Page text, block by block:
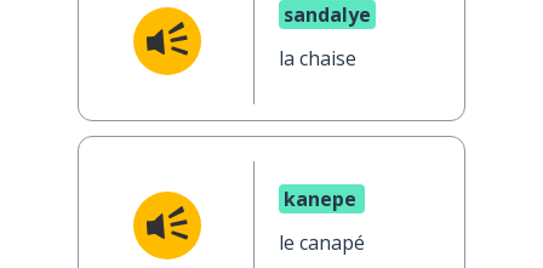
sandalye
la chaise
kanepe
le canapé